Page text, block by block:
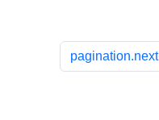
pagination.next